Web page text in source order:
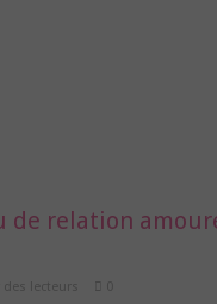
de relation
des lecteurs